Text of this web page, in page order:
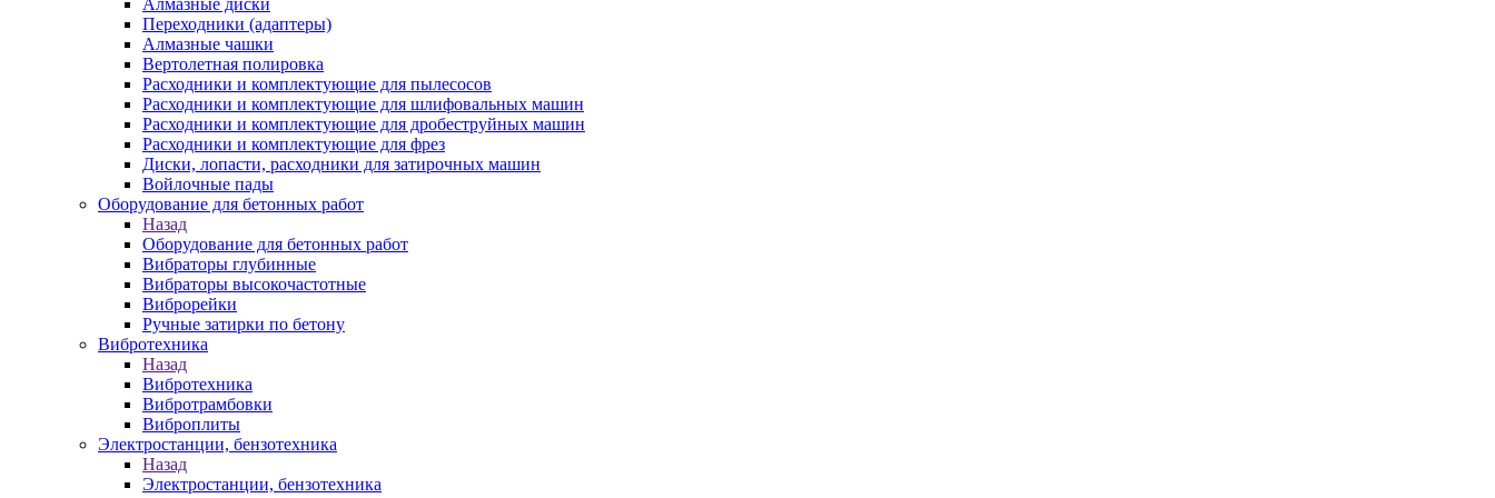
Алмазные диски
Переходники (адаптеры)
Алмазные чашки
Вертолетная полировка
Расходники и комплектующие для пылесосов
Расходники и комплектующие для шлифовальных машин
Расходники и комплектующие для дробеструйных машин
Расходники и комплектующие для фрез
Диски, лопасти, расходники для затирочных машин
Войлочные пады
Оборудование для бетонных работ
Назад
Оборудование для бетонных работ
Вибраторы глубинные
Вибраторы высокочастотные
Виброрейки
Ручные затирки по бетону
Вибротехника
Назад
Вибротехника
Вибротрамбовки
Виброплиты
Электростанции, бензотехника
Назад
Электростанции, бензотехника